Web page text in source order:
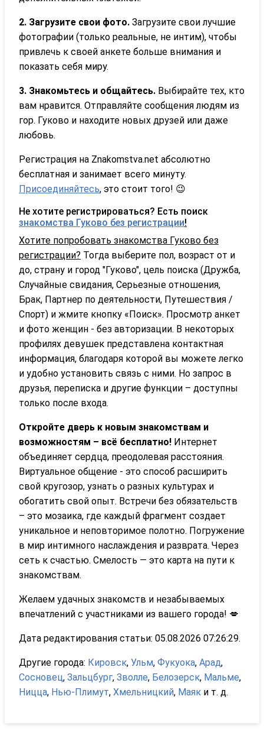
2. Загрузите свои фото. Загрузите свои лучшие
фотографии (только реальные, не интим), чтобы
привлечь к своей анкете больше внимания и
показать себя миру.
3. Знакомьтесь и общайтесь. Выбирайте тех, кто
вам нравится. Отправляйте сообщения людям из
гор. Гуково и находите новых друзей или даже
любовь.
Регистрация на Znakomstva.net абсолютно
бесплатная и занимает всего минуту.
Присоединяйтесь, это стоит того! 😉
Не хотите регистрироваться? Есть поиск
знакомства Гуково без регистрации!
Хотите попробовать знакомства Гуково без
регистрации? Тогда выберите пол, возраст от и
до, страну и город "Гуково", цель поиска (Дружба,
Случайные свидания, Серьезные отношения,
Брак, Партнер по деятельности, Путешествия /
Спорт) и жмите кнопку «Поиск». Просмотр анкет
и фото женщин - без авторизации. В некоторых
профилях девушек представлена контактная
информация, благодаря которой вы можете легко
и удобно установить связь с ними. Но запрос в
друзья, переписка и другие функции – доступны
только после входа.
Откройте дверь к новым знакомствам и
возможностям – всё бесплатно! Интернет
объединяет сердца, преодолевая расстояния.
Виртуальное общение - это способ расширить
свой кругозор, узнать о разных культурах и
обогатить свой опыт. Встречи без обязательств
– это мозаика, где каждый фрагмент создает
уникальное и неповторимое полотно. Погружение
в мир интимного наслаждения и разврата. Через
сеть к счастью. Смелость — это карта на пути к
знакомствам.
Желаем удачных знакомств и незабываемых
впечатлений с участниками из вашего города! 💋
Дата редактирования статьи: 05.08.2026 07:26:29.
Другие города: Кировск, Ульм, Фукуока, Арад,
Сосновец, Зальцбург, Зволле, Белозерск, Мальме,
Ницца, Нью-Плимут, Хмельницкий, Маяк и т. д.